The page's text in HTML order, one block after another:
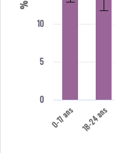
%
0
5
10
0-17 ans 18-24 ans